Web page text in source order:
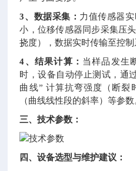
3、数据采集： 力值传感器
小，位移传感器同步采集压
挠度），数据实时传输至控制
4、结果计算： 当样品发生
时，设备自动停止测试，通
曲线” 计算抗弯强度（断裂
（曲线线性段的斜率）等参数
三、技术参数：
四、设备选型与维护建议：